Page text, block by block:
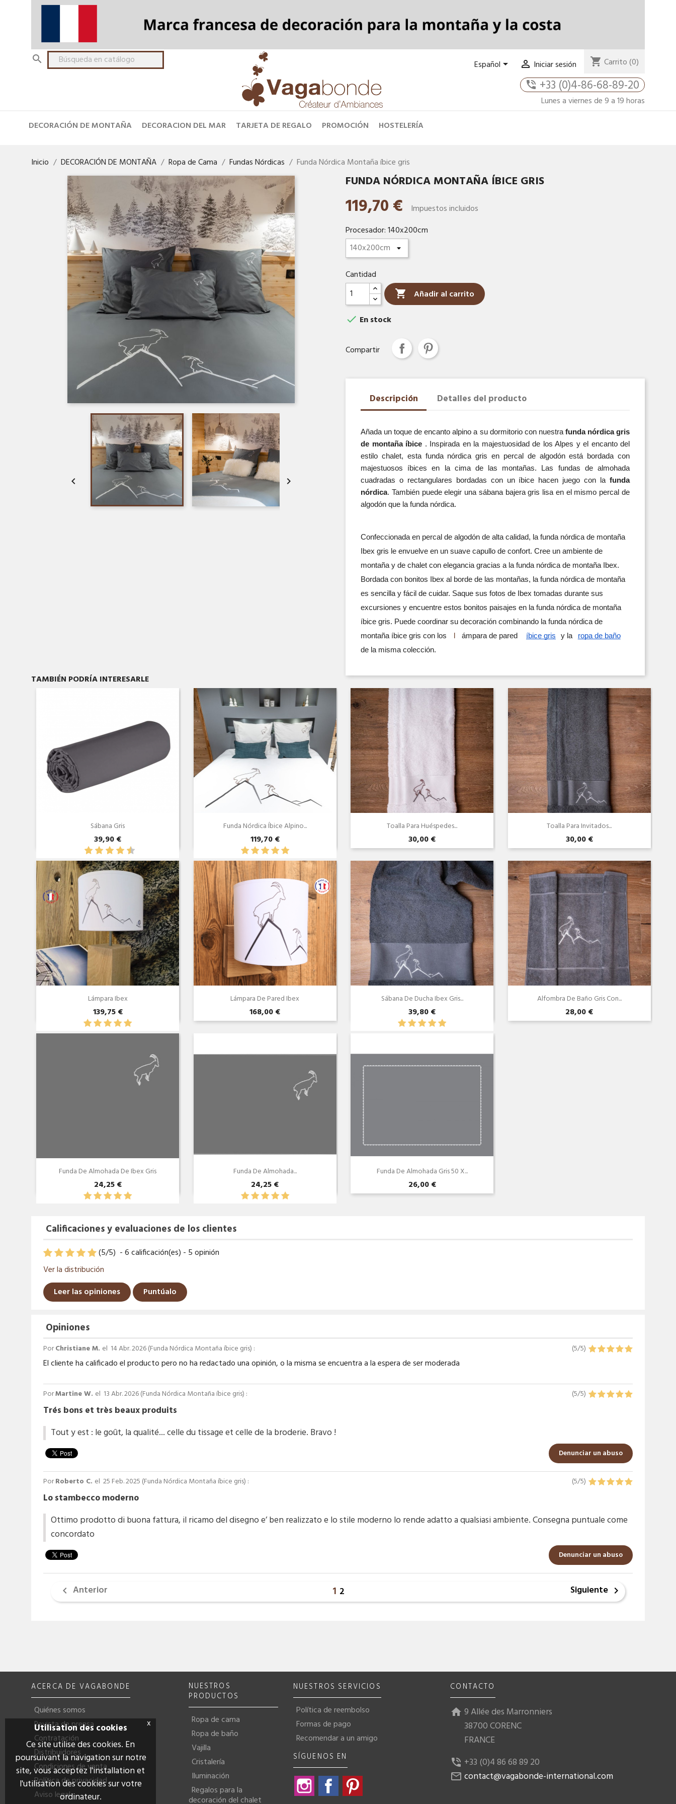
 Español  Iniciar sesión shopping_cart Carrito(0)
phone_in_talk +33 (0)4-86-68-89-20
Lunes a viernes de 9 a 19 horas
DECORACIÓN DE MONTAÑA
DECORACION DEL MAR TARJETA DE REGALO PROMOCIÓN HOSTELERÍA
Inicio DECORACIÓN DE MONTAÑA Ropa de Cama Fundas Nórdicas Funda Nórdica Montaña íbice gris
 
FUNDA NÓRDICA MONTAÑA ÍBICE GRIS
119,70 €
Impuestos incluidos
Procesador: 140x200cm
Cantidad
 Añadir al carrito
 En stock
Compartir
Descripción Detalles del producto
Añada un toque de encanto alpino a su dormitorio con nuestra funda nórdica gris
de montaña íbice . Inspirada en la majestuosidad de los Alpes y el encanto del
estilo chalet, esta funda nórdica gris en percal de algodón está bordada con
majestuosos íbices en la cima de las montañas. Las fundas de almohada
cuadradas o rectangulares bordadas con un íbice hacen juego con la funda
nórdica. También puede elegir una sábana bajera gris lisa en el mismo percal de
algodón que la funda nórdica.
Confeccionada en percal de algodón de alta calidad, la funda nórdica de montaña
Ibex gris le envuelve en un suave capullo de confort. Cree un ambiente de
montaña y de chalet con elegancia gracias a la funda nórdica de montaña Ibex.
Bordada con bonitos Ibex al borde de las montañas, la funda nórdica de montaña
es sencilla y fácil de cuidar. Saque sus fotos de Ibex tomadas durante sus
excursiones y encuentre estos bonitos paisajes en la funda nórdica de montaña
íbice gris. Puede coordinar su decoración combinando la funda nórdica de
montaña íbice gris con los
ámpara de pared íbice gris y la
ropa de baño
de la misma colección.
TAMBIÉN PODRÍA INTERESARLE

Sábana Gris
39,90 €
Funda Nórdica Íbice Alpino...
119,70 €
Vista rápida
Toalla Para Huéspedes...
30,00 €
Vista rápida
Toalla Para Invitados...
30,00 €
Vista rápida
Lámpara Ibex
139,75 €
 Vista rápida
Lámpara De Pared Ibex
168,00 €
Vista rápida
Sábana De Ducha Ibex Gris...
39,80 €
Vista rápida
Alfombra De Baño Gris Con...
28,00 €
 Vista rápida
Funda De Almohada De Ibex Gris
24,25 €
Vista rápida
Funda De Almohada...
24,25 €
 Vista rápida
Funda De Almohada Gris 50 X...
26,00 €
Calificaciones y evaluaciones de los clientes
(5/5) -6calificación(es) - 5opinión
Ver la distribución
Leer las opiniones
Puntúalo
Opiniones
PorChristiane M. el 14 Abr. 2026 (Funda Nórdica Montaña íbice gris) : (5/5)
El cliente ha calificado el producto pero no ha redactado una opinión, o la misma se encuentra a la espera de ser moderada
PorMartine W. el 13 Abr. 2026 (Funda Nórdica Montaña íbice gris) : (5/5)
Trés bons et très beaux produits
Tout y est : le goût, la qualité... celle du tissage et celle de la broderie. Bravo !
Denunciar un abuso
PorRoberto C. el 25 Feb. 2025 (Funda Nórdica Montaña íbice gris) : (5/5)
Lo stambecco moderno
Ottimo prodotto di buona fattura, il ricamo del disegno e’ ben realizzato e lo stile moderno lo rende adatto a qualsiasi ambiente. Consegna puntuale come
concordato
Denunciar un abuso
 Anterior 1 2 Siguiente 
ACERCA DE VAGABONDE
Quiénes somos
Revista de prensa
Contratación
Distribuidores
Condiciones de venta
Política de privacidad
Aviso legal
NUESTROS
PRODUCTOS
Ropa de cama
Ropa de baño
Vajilla
Cristalería
Iluminación
Regalos para la
decoración del chalet
NUESTROS SERVICIOS
Política de reembolso
Formas de pago
Recomendar a un amigo
SÍGUENOS EN
InstagramFacebook
CONTACTO
home 9 Allée des Marronniers
38700 CORENC
FRANCE
phone_in_talk +33 (0)4 86 68 89 20
mail_outline contact@vagabonde-international.com
x
Utilisation des cookies
Ce site utilise des cookies. En
poursuivant la navigation sur notre
site, vous acceptez l'installation et
l'utilisation des cookies sur votre
ordinateur.